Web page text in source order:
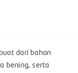
dari bahan
bening, serta